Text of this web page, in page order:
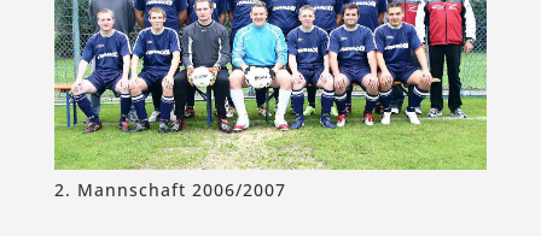
2. Mannschaft 2006/2007